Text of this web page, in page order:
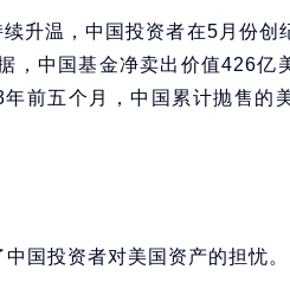
升温，中国投资者在5月份创
，中国基金净卖出价值426亿
前五个月，中国累计抛售的
国投资者对美国资产的担忧。